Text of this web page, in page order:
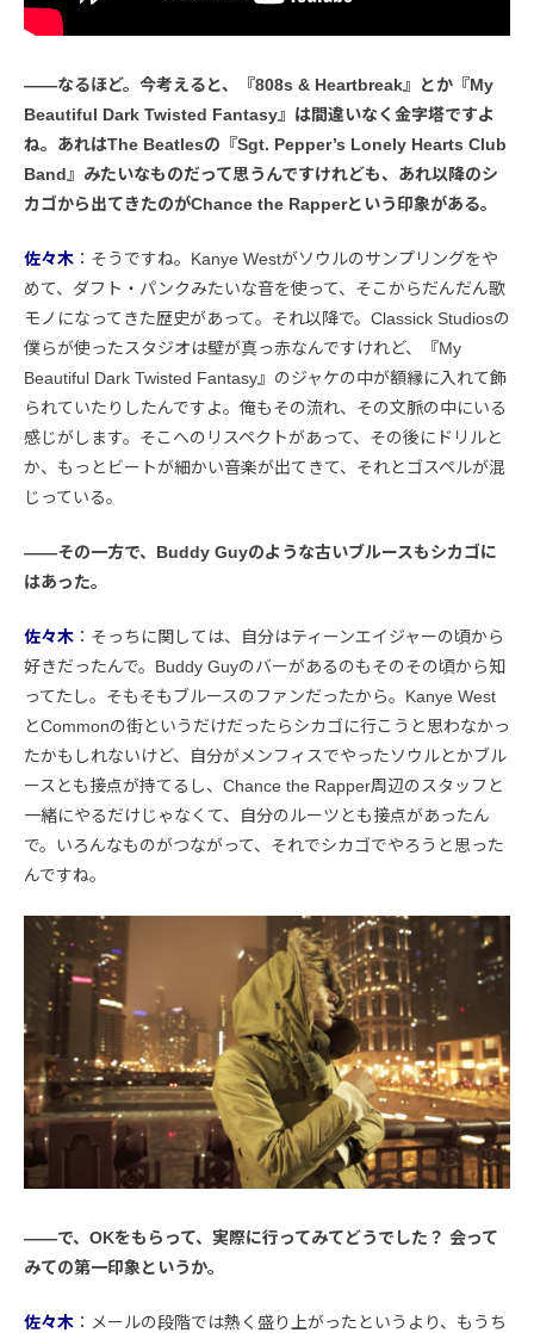
――なるほど。今考えると、『808s & Heartbreak』とか『My
Beautiful Dark Twisted Fantasy』は間違いなく金字塔ですよ
ね。あれはThe Beatlesの『Sgt. Pepper’s Lonely Hearts Club
Band』みたいなものだって思うんですけれども、あれ以降のシ
カゴから出てきたのがChance the Rapperという印象がある。
佐々木 ：そうですね。Kanye Westがソウルのサンプリングをや
めて、ダフト・パンクみたいな音を使って、そこからだんだん歌
モノになってきた歴史があって。それ以降で。Classick Studiosの
僕らが使ったスタジオは壁が真っ赤なんですけれど、『My
Beautiful Dark Twisted Fantasy』のジャケの中が額縁に入れて飾
られていたりしたんですよ。俺もその流れ、その文脈の中にいる
感じがします。そこへのリスペクトがあって、その後にドリルと
か、もっとビートが細かい音楽が出てきて、それとゴスペルが混
じっている。
――その一方で、Buddy Guyのような古いブルースもシカゴに
はあった。
佐々木 ：そっちに関しては、自分はティーンエイジャーの頃から
好きだったんで。Buddy Guyのバーがあるのもそのその頃から知
ってたし。そもそもブルースのファンだったから。Kanye West
とCommonの街というだけだったらシカゴに行こうと思わなかっ
たかもしれないけど、自分がメンフィスでやったソウルとかブル
ースとも接点が持てるし、Chance the Rapper周辺のスタッフと
一緒にやるだけじゃなくて、自分のルーツとも接点があったん
で。いろんなものがつながって、それでシカゴでやろうと思った
んですね。
――で、OKをもらって、実際に行ってみてどうでした？ 会って
みての第一印象というか。
佐々木 ：メールの段階では熱く盛り上がったというより、もうち